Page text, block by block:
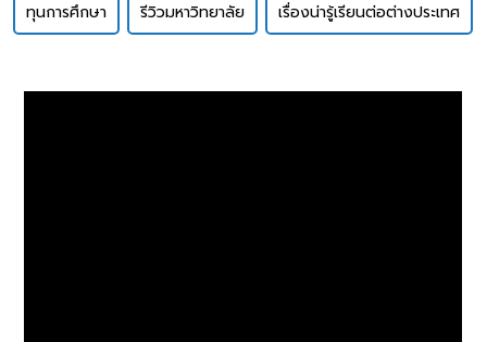
ทุนการศึกษา รีวิวมหาวิทยาลัย เรื่องน่ารู้เรียนต่อต่างประเทศ